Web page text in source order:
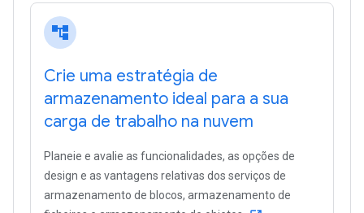
account_tree
Crie uma estratégia de
armazenamento ideal para a sua
carga de trabalho na nuvem
Planeie e avalie as funcionalidades, as opções de
design e as vantagens relativas dos serviços de
armazenamento de blocos, armazenamento de